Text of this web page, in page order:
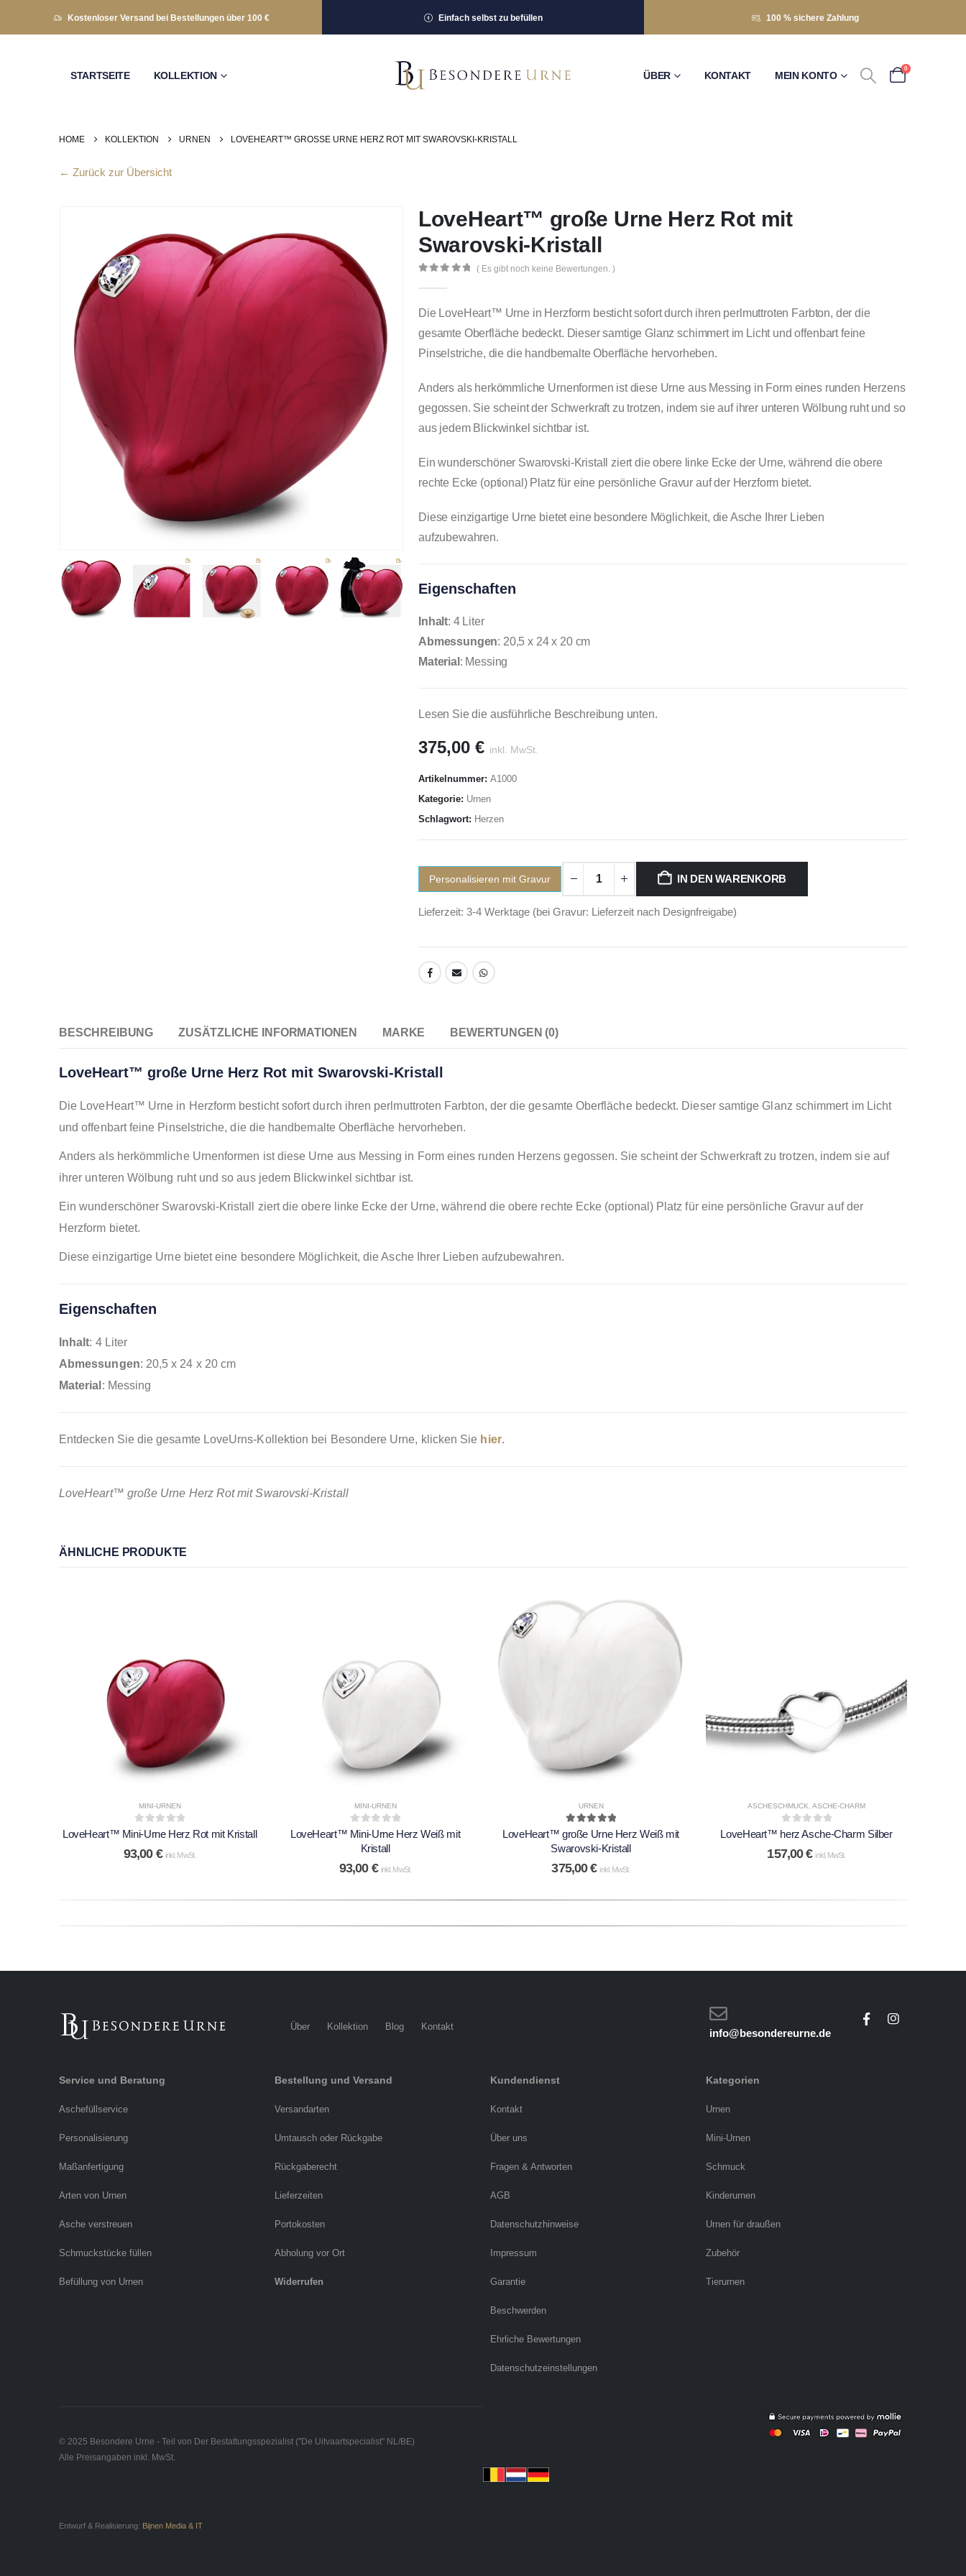
Kostenloser Versand bei Bestellungen über 100 € Einfach selbst zu befüllen 100 % sichere Zahlung
STARTSEITE KOLLEKTION ÜBER KONTAKT MEIN KONTO
0
HOME KOLLEKTION URNEN LOVEHEART™ GROSSE URNE HERZ ROT MIT SWAROVSKI-KRISTALL
← Zurück zur Übersicht
LoveHeart™ große Urne Herz Rot mit
Swarovski-Kristall
( Es gibt noch keine Bewertungen. )
Die LoveHeart™ Urne in Herzform besticht sofort durch ihren perlmuttroten Farbton, der die
gesamte Oberfläche bedeckt. Dieser samtige Glanz schimmert im Licht und offenbart feine
Pinselstriche, die die handbemalte Oberfläche hervorheben.
Anders als herkömmliche Urnenformen ist diese Urne aus Messing in Form eines runden Herzens
gegossen. Sie scheint der Schwerkraft zu trotzen, indem sie auf ihrer unteren Wölbung ruht und so
aus jedem Blickwinkel sichtbar ist.
Ein wunderschöner Swarovski-Kristall ziert die obere linke Ecke der Urne, während die obere
rechte Ecke (optional) Platz für eine persönliche Gravur auf der Herzform bietet.
Diese einzigartige Urne bietet eine besondere Möglichkeit, die Asche Ihrer Lieben
aufzubewahren.
Eigenschaften
Inhalt: 4 Liter
Abmessungen: 20,5 x 24 x 20 cm
Material : Messing
Lesen Sie die ausführliche Beschreibung unten.
375,00 € inkl. MwSt.
Artikelnummer: A1000
Kategorie: Urnen
Schlagwort: Herzen
Personalisieren mit Gravur IN DEN WARENKORB
Lieferzeit: 3-4 Werktage (bei Gravur: Lieferzeit nach Designfreigabe)
BESCHREIBUNG ZUSÄTZLICHE INFORMATIONEN MARKE BEWERTUNGEN (0)
LoveHeart™ große Urne Herz Rot mit Swarovski-Kristall
Die LoveHeart™ Urne in Herzform besticht sofort durch ihren perlmuttroten Farbton, der die gesamte Oberfläche bedeckt. Dieser samtige Glanz schimmert im Licht
und offenbart feine Pinselstriche, die die handbemalte Oberfläche hervorheben.
Anders als herkömmliche Urnenformen ist diese Urne aus Messing in Form eines runden Herzens gegossen. Sie scheint der Schwerkraft zu trotzen, indem sie auf
ihrer unteren Wölbung ruht und so aus jedem Blickwinkel sichtbar ist.
Ein wunderschöner Swarovski-Kristall ziert die obere linke Ecke der Urne, während die obere rechte Ecke (optional) Platz für eine persönliche Gravur auf der
Herzform bietet.
Diese einzigartige Urne bietet eine besondere Möglichkeit, die Asche Ihrer Lieben aufzubewahren.
Eigenschaften
Inhalt: 4 Liter
Abmessungen: 20,5 x 24 x 20 cm
Material : Messing
Entdecken Sie die gesamte LoveUrns-Kollektion bei Besondere Urne, klicken Sie hier.
LoveHeart™ große Urne Herz Rot mit Swarovski-Kristall
ÄHNLICHE PRODUKTE
MINI-URNEN
0out of 5
LoveHeart™ Mini-Urne Herz Rot mit Kristall
93,00 € inkl. MwSt.
MINI-URNEN
0 out of 5
LoveHeart™ Mini-Urne Herz Weiß mit
Kristall
93,00 € inkl. MwSt.
URNEN
5.00out of 5
LoveHeart™ große Urne Herz Weiß mit
Swarovski-Kristall
375,00€ inkl. MwSt.
ASCHESCHMUCK, ASCHE-CHARM
0 out of 5
LoveHeart™ herz Asche-Charm Silber
157,00€ inkl. MwSt.
Über Kollektion Blog Kontakt
info@besondereurne.de
Service und Beratung
Aschefüllservice
Personalisierung
Maßanfertigung
Arten von Urnen
Asche verstreuen
Schmuckstücke füllen
Befüllung von Urnen
Bestellung und Versand
Versandarten
Umtausch oder Rückgabe
Rückgaberecht
Lieferzeiten
Portokosten
Abholung vor Ort
Widerrufen
Kundendienst
Kontakt
Über uns
Fragen & Antworten
AGB
Datenschutzhinweise
Impressum
Garantie
Beschwerden
Ehrliche Bewertungen
Datenschutzeinstellungen
Kategorien
Urnen
Mini-Urnen
Schmuck
Kinderurnen
Urnen für draußen
Zubehör
Tierurnen
© 2025 Besondere Urne - Teil von Der Bestattungsspezialist ("De Uitvaartspecialist" NL/BE)
Alle Preisangaben inkl. MwSt.
Entwurf & Realisierung: Bijnen Media & IT